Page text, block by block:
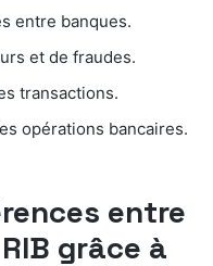
entre banques.
et de fraudes.
transactions.
opérations bancaires.
entre
grâce à